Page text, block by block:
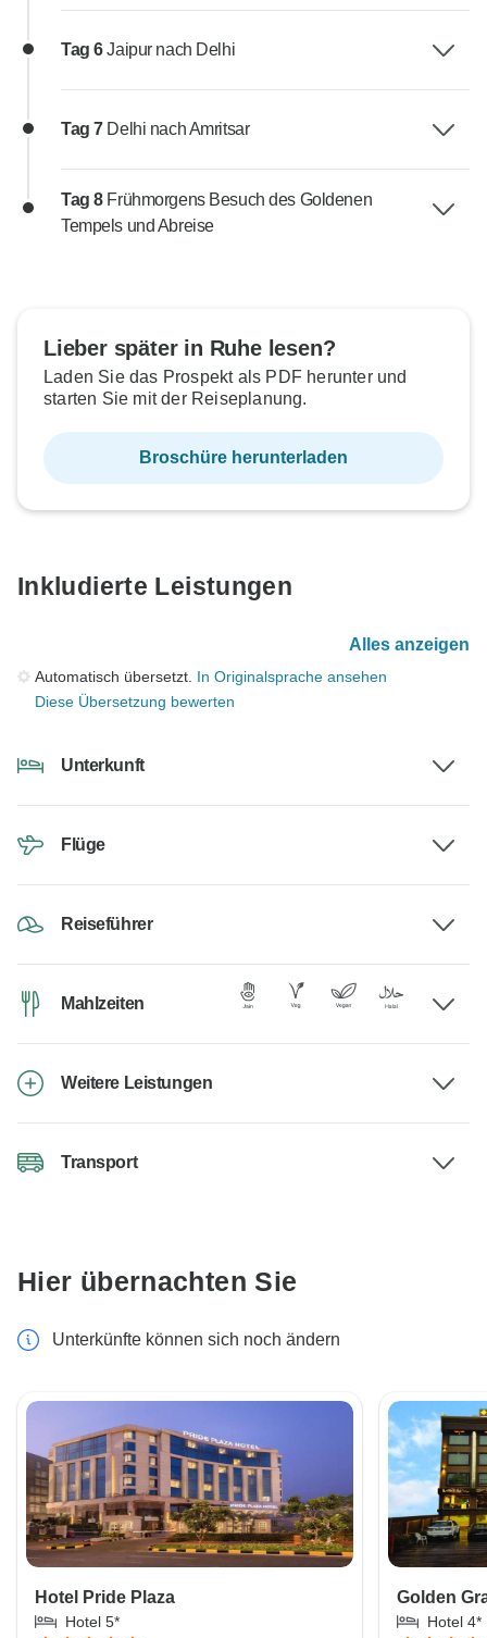
Tag 6Jaipur nach Delhi
Tag 7 Delhi nach Amritsar
Tag 8 Frühmorgens Besuch des Goldenen
Tempels und Abreise
Lieber später in Ruhe lesen?
Laden Sie das Prospekt als PDF herunter und
starten Sie mit der Reiseplanung.
Broschüre herunterladen
Inkludierte Leistungen
Alles anzeigen
Automatisch übersetzt. In Originalsprache ansehen
Diese Übersetzung bewerten
Unterkunft
Flüge
Reiseführer
Mahlzeiten
Weitere Leistungen
Transport
Hier übernachten Sie
Unterkünfte können sich noch ändern
Hotel Pride Plaza
Hotel 5*
Golden
Hotel 4*